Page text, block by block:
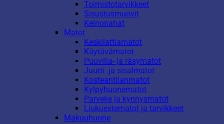
Toimistotarvikkeet
Sisustusmuovit
Keinonahat
Matot
Keskilattiamatot
Käytävämatot
Puuvilla- ja räsymatot
Juutti- ja sisalmatot
Kosteantilanmatot
Kylpyhuonematot
Parveke ja kynnysmatot
Liukuestematot ja tarvikkeet
Makuuhuone